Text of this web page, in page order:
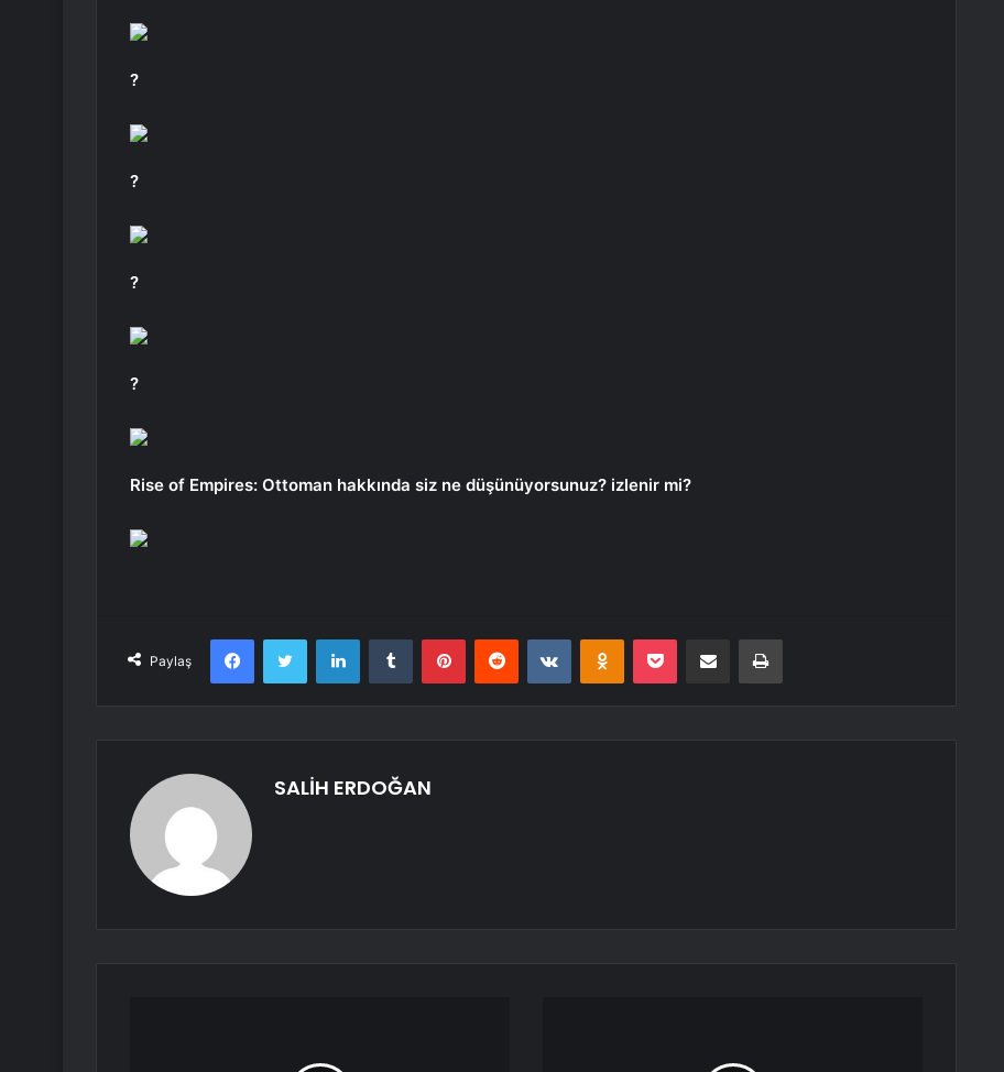
?
?
?
?
Rise of Empires: Ottoman hakkında siz ne düşünüyorsunuz? izlenir mi?
Paylaş
FacebookTwitter LinkedInTumblr PinterestReddit VKontakteOdnoklassniki
Pocket E-Posta ile paylaş Yazdır
SALİH ERDOĞAN